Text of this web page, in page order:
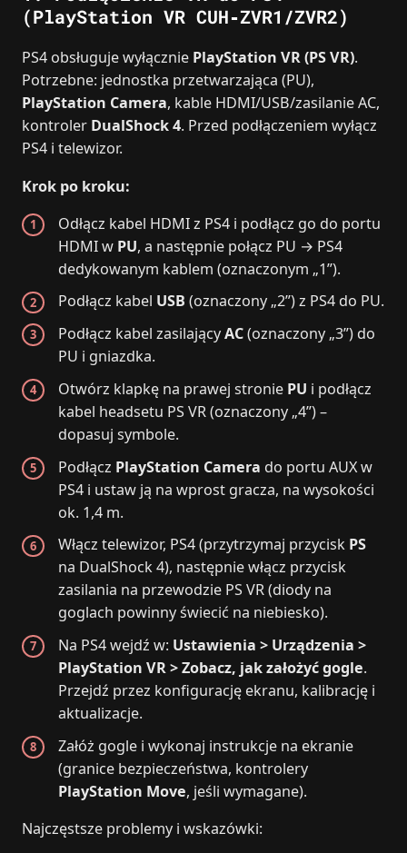
(PlayStation VR CUH‑ZVR1/ZVR2)
PS4 obsługuje wyłącznie PlayStation VR (PS VR).
Potrzebne: jednostka przetwarzająca (PU),
PlayStation Camera, kable HDMI/USB/zasilanie AC,
kontroler DualShock 4. Przed podłączeniem wyłącz
PS4 i telewizor.
Krok po kroku:
Odłącz kabel HDMI z PS4 i podłącz go do portu
HDMI w PU, a następnie połącz PU → PS4
dedykowanym kablem (oznaczonym „1”).
Podłącz kabel USB (oznaczony „2”) z PS4 do PU.
Podłącz kabel zasilającyAC(oznaczony „3”) do
PU i gniazdka.
Otwórz klapkę na prawej stronie PU i podłącz
kabel headsetu PS VR (oznaczony „4”) –
dopasuj symbole.
Podłącz PlayStation Camera do portu AUX w
PS4 i ustaw ją na wprost gracza, na wysokości
ok. 1,4 m.
Włącz telewizor, PS4 (przytrzymaj przycisk PS
na DualShock 4), następnie włącz przycisk
zasilania na przewodzie PS VR (diody na
goglach powinny świecić na niebiesko).
Na PS4 wejdź w: Ustawienia > Urządzenia >
PlayStation VR > Zobacz, jak założyć gogle.
Przejdź przez konfigurację ekranu, kalibrację i
aktualizacje.
Załóż gogle i wykonaj instrukcje na ekranie
(granice bezpieczeństwa, kontrolery
PlayStation Move, jeśli wymagane).
Najczęstsze problemy i wskazówki: